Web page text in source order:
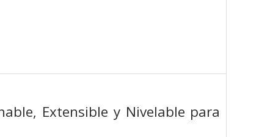
Extensible y Nivelable para